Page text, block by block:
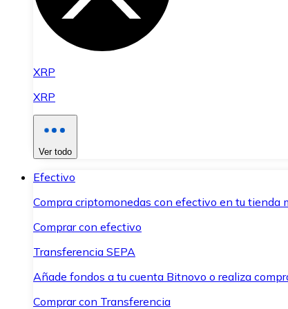
XRP
XRP
Ver todo
Efectivo
Compra criptomonedas con efectivo en tu tienda
Comprar con efectivo
Transferencia SEPA
Añade fondos a tu cuenta Bitnovo o realiza
Comprar con Transferencia